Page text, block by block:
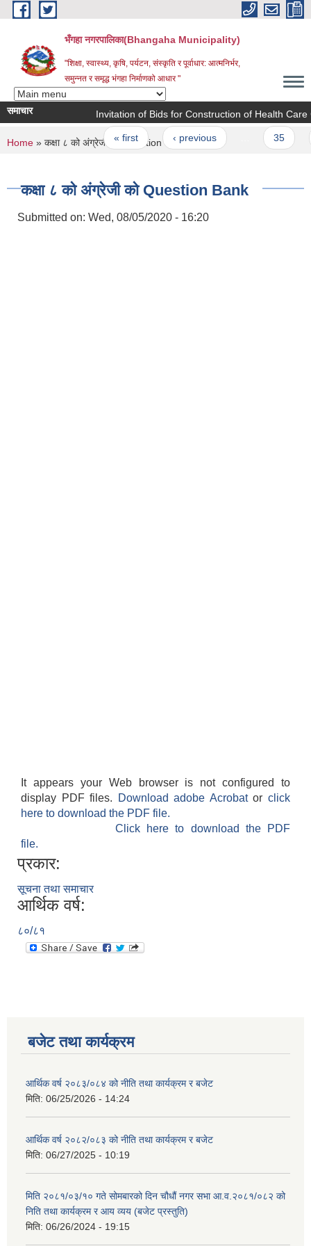
Skip to main content
भँगहा नगरपालिका(Bhangaha Municipality)
"शिक्षा, स्वास्थ्य, कृषि, पर्यटन, संस्कृति र पूर्वाधार: आत्मनिर्भर,
समुन्नत र समृद्ध भंगहा निर्माणको आधार "
समाचार Invitation of Bids for Construction of Health Care
Pages
« first ‹ previous
You are here
Home » कक्षा ८ को अंग्रेजी को Question Bank
कक्षा ८ को अंग्रेजी को Question Bank
Submitted on: Wed, 08/05/2020 - 16:20
It appears your Web browser is not configured to
display PDF files.
Download adobe Acrobatorclick
here to download the PDF file.
Click here to download the PDF
file.
प्रकार:
सूचना तथा समाचार
आर्थिक वर्ष:
८०/८१
बजेट तथा कार्यक्रम
आर्थिक वर्ष २०८३/०८४ को नीति तथा कार्यक्रम र बजेट
मिति: 06/25/2026 - 14:24
आर्थिक वर्ष २०८२/०८३ को नीति तथा कार्यक्रम र बजेट
मिति: 06/27/2025 - 10:19
मिति २०८१/०३/१० गते सोमबारको दिन चौधौं नगर सभा आ.व.२०८१/०८२ को
निति तथा कार्यक्रम र आय व्यय (बजेट प्रस्तुति)
मिति: 06/26/2024 - 19:15